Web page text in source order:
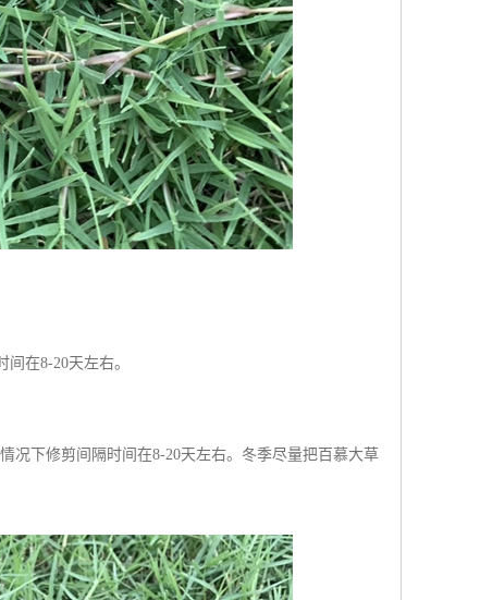
在8-20天左右。
况下修剪间隔时间在8-20天左右。冬季尽量把百慕大草